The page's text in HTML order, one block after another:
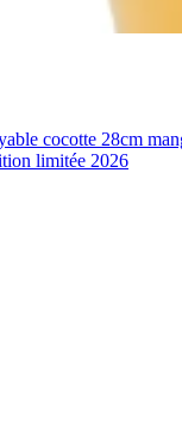
cocotte 28cm
limitée 2026